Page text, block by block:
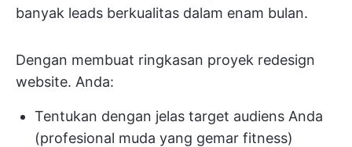
banyak leads berkualitas dalam enam bulan.
Dengan membuat ringkasan proyek redesign
website. Anda:
Tentukan dengan jelas target audiens Anda
(profesional muda yang gemar fitness)